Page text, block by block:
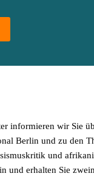
informieren wir Sie
Berlin und zu den
und
und erhalten Sie